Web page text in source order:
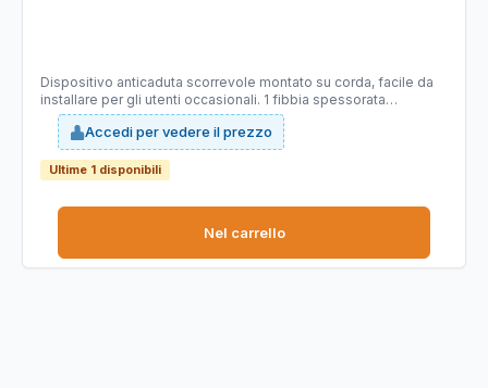
Dispositivo anticaduta scorrevole montato su corda, facile da
installare per gli utenti occasionali. 1 fibbia spessorata
all'estremità superiore e indicatore di usura. Lunghezza: 30m.
Accedi per vedere il prezzo
Ultime 1 disponibili
Nel carrello